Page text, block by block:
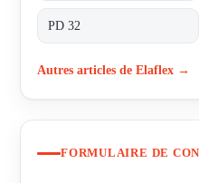
PD 32
Autres articles de Elaflex →
FORMULAIRE DE